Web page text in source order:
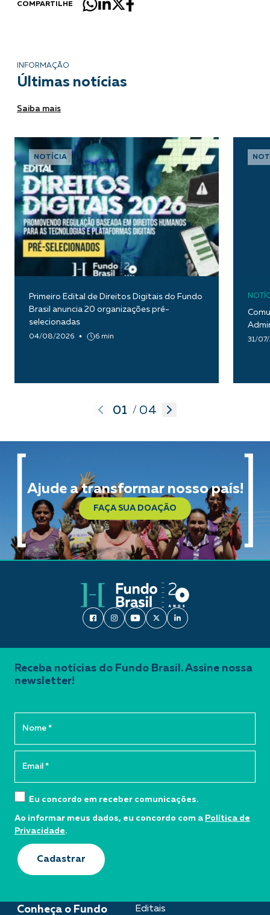
COMPARTILHE
INFORMAÇÃO
Últimas notícias
Saiba mais
NOTÍCIA
Primeiro Edital de Direitos Digitais do Fundo
Brasil anuncia 20 organizações pré-
selecionadas
04/08/2026 6 min 31/
01 / 04
Ajude a transformar nosso país!
FAÇA SUA DOAÇÃO
Conheça o Fundo Editais
Receba notícias do Fundo Brasil. Assine nossa
newsletter!
Eu concordo em receber comunicações.
Ao informar meus dados, eu concordo com a Política de
Privacidade.
Cadastrar